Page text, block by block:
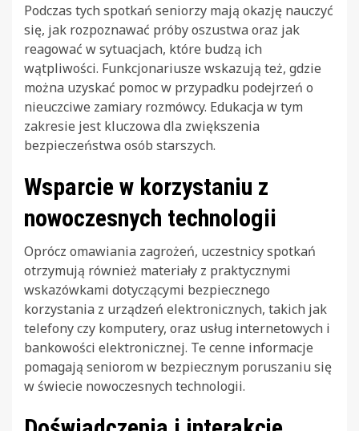
Podczas tych spotkań seniorzy mają okazję nauczyć
się, jak rozpoznawać próby oszustwa oraz jak
reagować w sytuacjach, które budzą ich
wątpliwości. Funkcjonariusze wskazują też, gdzie
można uzyskać pomoc w przypadku podejrzeń o
nieuczciwe zamiary rozmówcy. Edukacja w tym
zakresie jest kluczowa dla zwiększenia
bezpieczeństwa osób starszych.
Wsparcie w korzystaniu z
nowoczesnych technologii
Oprócz omawiania zagrożeń, uczestnicy spotkań
otrzymują również materiały z praktycznymi
wskazówkami dotyczącymi bezpiecznego
korzystania z urządzeń elektronicznych, takich jak
telefony czy komputery, oraz usług internetowych i
bankowości elektronicznej. Te cenne informacje
pomagają seniorom w bezpiecznym poruszaniu się
w świecie nowoczesnych technologii.